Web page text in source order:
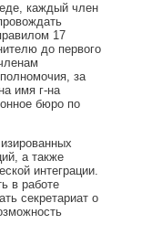
каждый член
17
до первого
за
имя г-на
бюро по
а также
интеграции.
в работе
секретариат о